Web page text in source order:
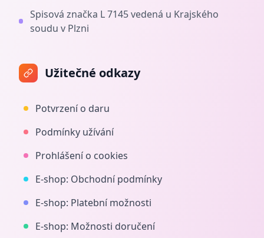
Spisová značka L 7145 vedená u Krajského
soudu v Plzni
Užitečné odkazy
Potvrzení o daru
Podmínky užívání
Prohlášení o cookies
E-shop: Obchodní podmínky
E-shop: Platební možnosti
E-shop: Možnosti doručení